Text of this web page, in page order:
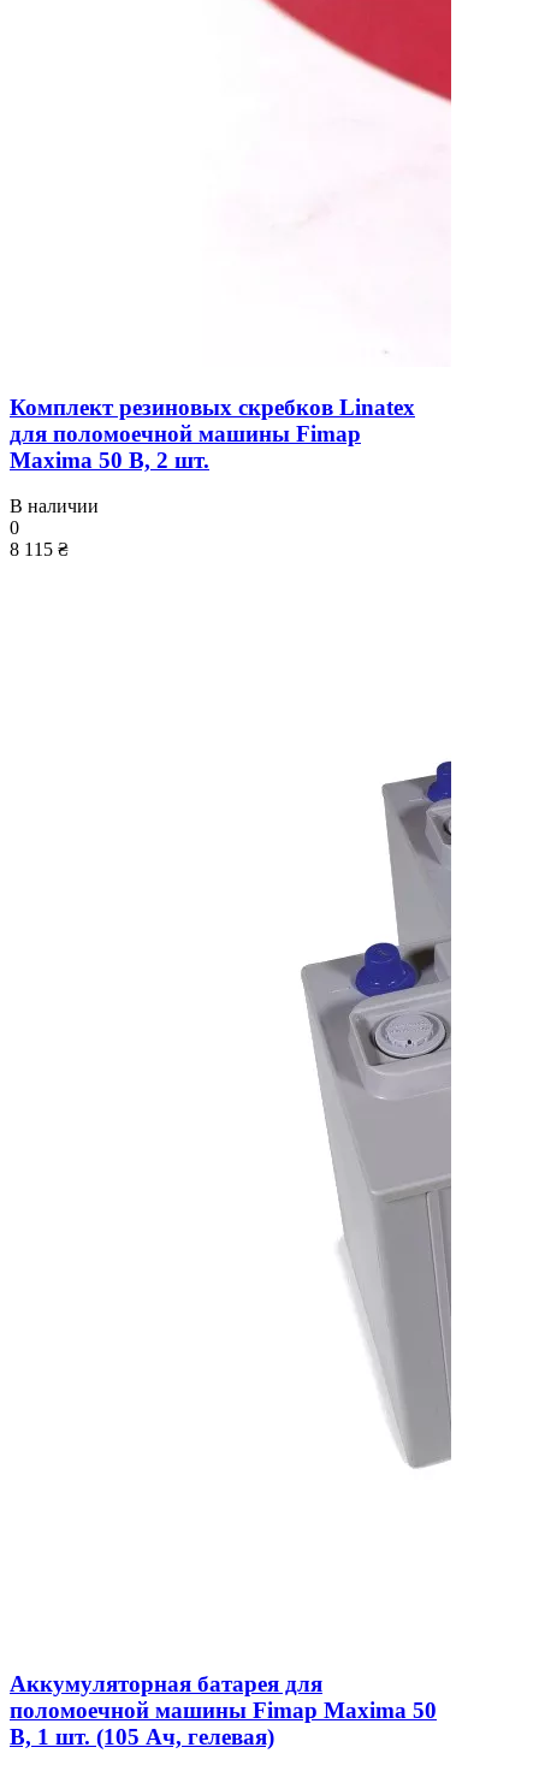
Комплект резиновых скребков Linatex
для поломоечной машины Fimap
Maxima 50 B, 2 шт.
В наличии
0
8 115 ₴
Аккумуляторная батарея для
поломоечной машины Fimap Maxima 50
B, 1 шт. (105 Ач, гелевая)